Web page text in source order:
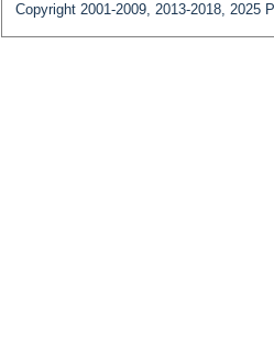
Copyright 2001-2009, 2013-2018, 2025